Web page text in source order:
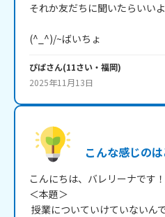
それか友だちに聞いたらいいよ
(^_^)/~ばいちょ
ぴぱさん(11さい・ 福岡)
2025年11月13日
こんな感じの
こんにちは、バレリーナです！
＜本題＞